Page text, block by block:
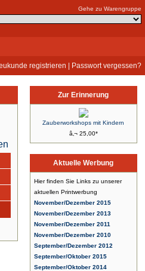
Gehe zu Warengruppe
registrieren Passwort vergessen?
Zur Erinnerung
Zauberworkshops mit Kindern
â‚¬ 25,00*
Aktuelle Werbung
Hier finden Sie Links zu unserer
aktuellen Printwerbung
November/Dezember 2015
November/Dezember 2013
November/Dezember 2011
November/Dezember 2010
September/Dezember 2012
September/Oktober 2015
September/Oktober 2014